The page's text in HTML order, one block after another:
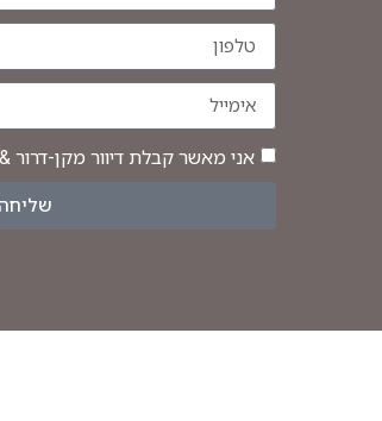
אני מאשר קבלת דיוור מקן-דרור
שליחה